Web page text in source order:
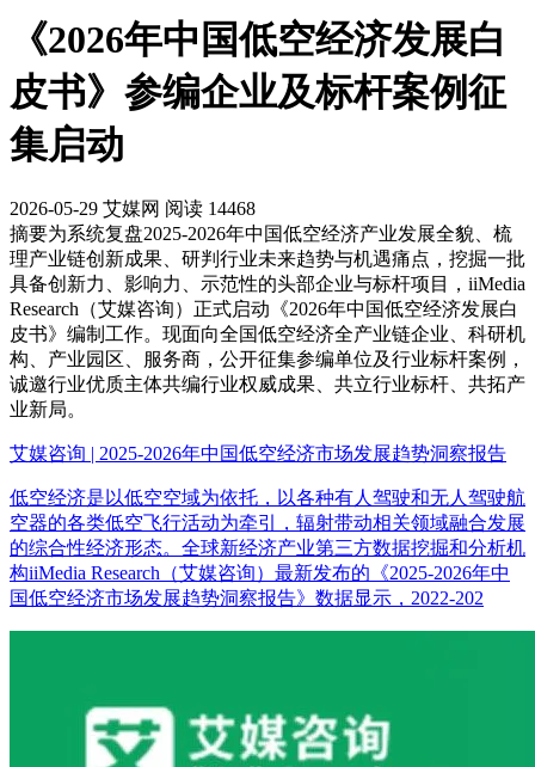
《2026年中国低空经济发展白
皮书》参编企业及标杆案例征
集启动
2026-05-29 艾媒网 阅读 14468
摘要为系统复盘2025-2026年中国低空经济产业发展全貌、梳
理产业链创新成果、研判行业未来趋势与机遇痛点，挖掘一批
具备创新力、影响力、示范性的头部企业与标杆项目，iiMedia
Research（艾媒咨询）正式启动《2026年中国低空经济发展白
皮书》编制工作。现面向全国低空经济全产业链企业、科研机
构、产业园区、服务商，公开征集参编单位及行业标杆案例，
诚邀行业优质主体共编行业权威成果、共立行业标杆、共拓产
业新局。
艾媒咨询 | 2025-2026年中国低空经济市场发展趋势洞察报告
低空经济是以低空空域为依托，以各种有人驾驶和无人驾驶航
空器的各类低空飞行活动为牵引，辐射带动相关领域融合发展
的综合性经济形态。全球新经济产业第三方数据挖掘和分析机
构iiMedia Research（艾媒咨询）最新发布的《2025-2026年中
国低空经济市场发展趋势洞察报告》数据显示，2022-202